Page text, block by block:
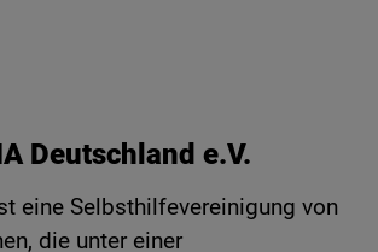
Deutschland e.V.
eine Selbsthilfevereinigung von
die unter einer